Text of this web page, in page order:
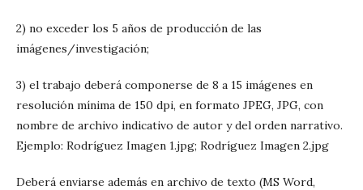
2) no exceder los 5 años de producción de las
imágenes/investigación;
3) el trabajo deberá componerse de 8 a 15 imágenes en
resolución mínima de 150 dpi, en formato JPEG, JPG, con
nombre de archivo indicativo de autor y del orden narrativo.
Ejemplo: Rodríguez Imagen 1.jpg; Rodríguez Imagen 2.jpg
Deberá enviarse además en archivo de texto (MS Word,